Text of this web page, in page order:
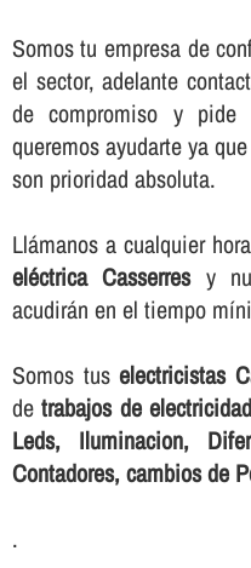
Somos tu empresa de
el sector, adelante
de compromiso y pide
queremos ayudarte ya
son prioridad absoluta.
Llámanos a cualquier
eléctrica Casserresy
acudirán en el tiempo
Somos tuselectricistas
detrabajos de electricidad
Leds, Iluminacion,
Contadores, cambios de
.